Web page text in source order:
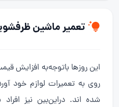
تعمیر ماشین
این روزها باتوجه‌به افزایش
روی به تعمیرات لوازم خود
شده اند. دراین‌بین نیز